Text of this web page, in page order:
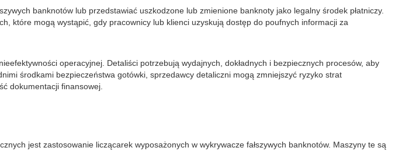
banknotów lub przedstawiać uszkodzone lub zmienione banknoty jako legalny środek płatniczy.
które mogą wystąpić, gdy pracownicy lub klienci uzyskują dostęp do poufnych informacji za
operacyjnej. Detaliści potrzebują wydajnych, dokładnych i bezpiecznych procesów, aby
środkami bezpieczeństwa gotówki, sprzedawcy detaliczni mogą zmniejszyć ryzyko strat
dokumentacji finansowej.
jest zastosowanie liczącarek wyposażonych w wykrywacze fałszywych banknotów. Maszyny te są